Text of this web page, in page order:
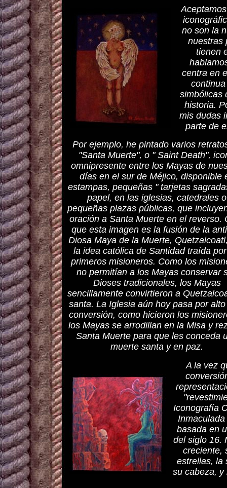
no son la
nuestras
tienen
centra en
simbólicas
historia.
mis dudas
parte de
Por ejemplo, he pintado varios
"Santa Muerte", o " Saint Death",
omnipresente entre los Mayas de
días en el sur de Méjico, disponible
estampas, pequeñas " tarjetas
papel, en las iglesias, catedrales o
pequeñas plazas públicas, que
oración a Santa Muerte en el reverso.
que esta imagen es la fusión de la
Diosa Maya de la Muerte,
la idea católica de Santidad traída
primeros misioneros. Como los
no permitían a los Mayas conservar
Dioses tradicionales, los Mayas
sencillamente convirtieron a
santa. La Iglesia aún hoy pasa por
conversión, como hicieron los
los Mayas se arrodillan en la Misa y
Santa Muerte para que les conceda
muerte santa y en paz.
A la vez
Iconografía
basada en
del siglo 16.
creciente,
estrellas, la
su cabeza, y